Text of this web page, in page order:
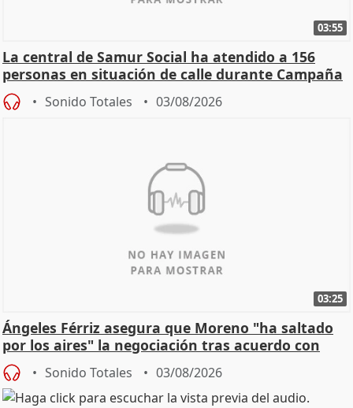
03:55
La central de Samur Social ha atendido a 156
personas en situación de calle durante Campaña
de Calor
Sonido Totales 03/08/2026
03:25
Ángeles Férriz asegura que Moreno "ha saltado
por los aires" la negociación tras acuerdo con
SMA
Sonido Totales 03/08/2026